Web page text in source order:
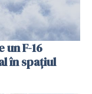
F-16
în spațiul